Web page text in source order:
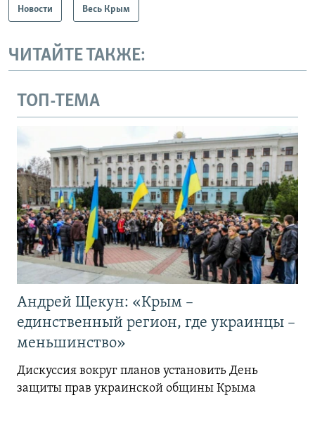
Новости Весь Крым
ЧИТАЙТЕ ТАКЖЕ:
ТОП-ТЕМА
Андрей Щекун: «Крым –
единственный регион, где украинцы –
меньшинство»
Дискуссия вокруг планов установить День
защиты прав украинской общины Крыма